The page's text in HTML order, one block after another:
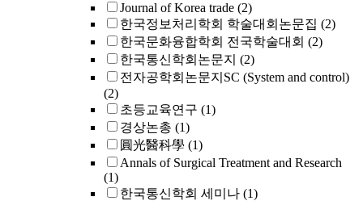
Journal of Korea trade (2)
한국정보처리학회 학술대회논문집 (2)
한국문화융합학회 전국학술대회 (2)
한국통신학회논문지 (2)
전자공학회논문지SC (System and control)
(2)
초등교육연구 (1)
경상논총 (1)
圓光醫科學 (1)
Annals of Surgical Treatment and Research
(1)
한국통신학회 세미나 (1)